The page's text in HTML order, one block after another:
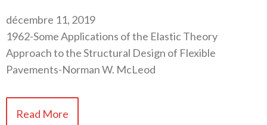
décembre 11, 2019
1962-Some Applications of the Elastic Theory
Approach to the Structural Design of Flexible
Pavements-Norman W. McLeod
Read More